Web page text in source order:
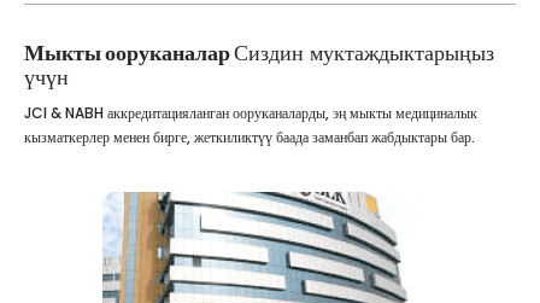
Мыкты ооруканаларСиздин муктаждыктарыңыз
үчүн
JCI & NABH аккредитацияланган ооруканаларды, эң мыкты медициналык
кызматкерлер менен бирге, жеткиликтүү баада заманбап жабдыктары бар.